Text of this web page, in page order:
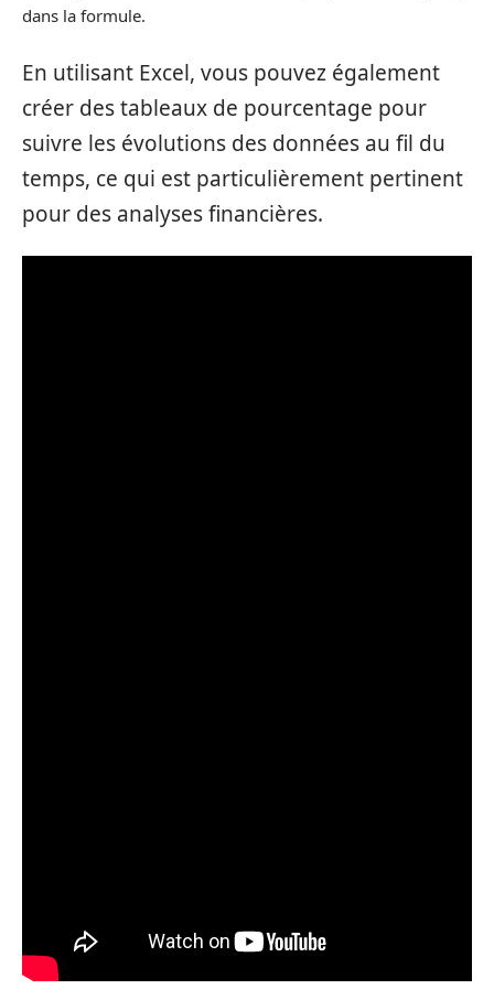
dans la formule.
En utilisant Excel, vous pouvez également
créer des tableaux de pourcentage pour
suivre les évolutions des données au fil du
temps, ce qui est particulièrement pertinent
pour des analyses financières.